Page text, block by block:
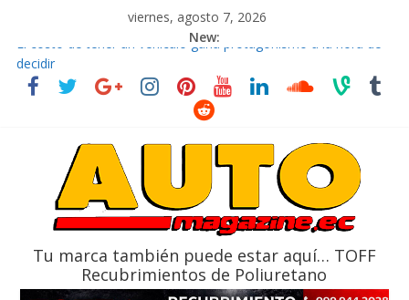
viernes, agosto 7, 2026
New:
El costo de tener un vehículo gana protagonismo a la hora de
decidir
Ultima película ‘Spider‑Man: Brand New Day’ pone en escena a
La Vuelta al Ecuador 2026, edición 47ª, recorre 7 provincias en 8
La FEDAK recibe 12 Sinotruk Bolden para cubrir las rutas de La
Tu marca también puede estar aquí… TOFF
Recubrimientos de Poliuretano